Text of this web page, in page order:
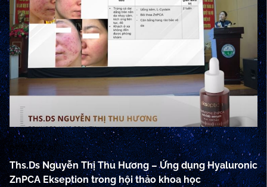
07/05/2024
Ths.Ds Nguyễn Thị Thu Hương – Ứng dụng Hyaluronic
ZnPCA Ekseption trong hội thảo khoa học